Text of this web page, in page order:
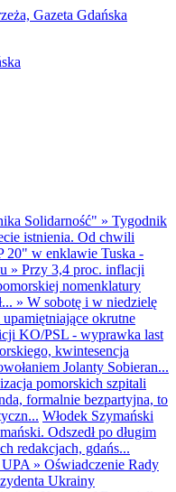
Solidarność" » Tygodnik
istnienia. Od chwili
20" w enklawie Tuska -
» Przy 3,4 proc. inflacji
nomenklatury
» W sobotę i w niedzielę
okrutne
KO/PSL - wyprawka last
kwintesencja
Jolanty Sobieran...
pomorskich szpitali
formalnie bezpartyjna, to
Włodek Szymański
Odszedł po długim
redakcjach, gdańs...
» Oświadczenie Rady
Ukrainy